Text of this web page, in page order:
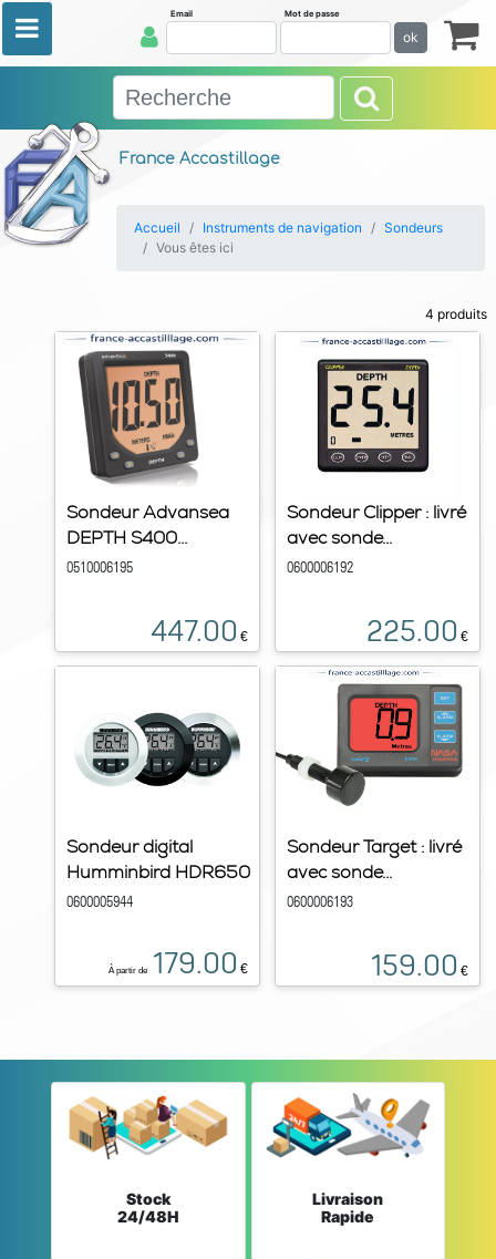
France Accastillage
Email Mot de passe
ok
Accueil Instruments de navigation
Sondeurs
Vous êtes ici
4 produits
Sondeur Advansea
DEPTH S400...
0510006195
447.00 €
Sondeur Clipper : livré
avec sonde...
0600006192
225.00 €
Sondeur digital
Humminbird HDR650
0600005944
À partir de 179.00 €
Sondeur Target : livré
avec sonde...
0600006193
159.00 €
Stock
24/48H
Livraison
Rapide